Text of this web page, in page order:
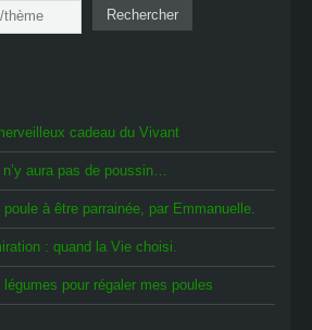
Rechercher
cadeau du Vivant
aura pas de poussin…
à être parrainée, par Emmanuelle.
: quand la Vie choisi.
légumes pour régaler mes poules